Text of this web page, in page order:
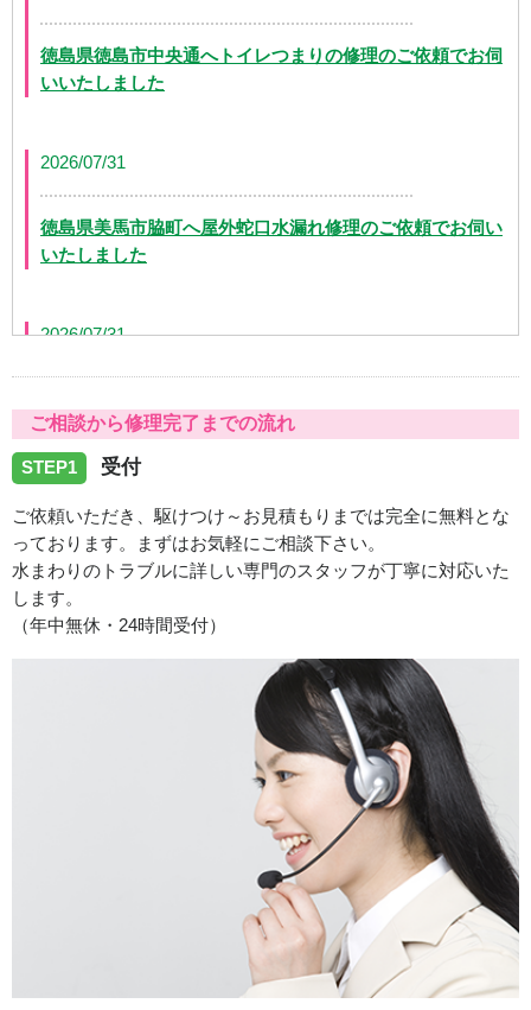
徳島県徳島市中央通へトイレつまりの修理のご依頼でお伺
いいたしました
2026/07/31
徳島県美馬市脇町へ屋外蛇口水漏れ修理のご依頼でお伺い
いたしました
2026/07/31
お伺いいたしました
2026/07/31
徳島県板野郡藍住町へトイレ故障の修理のご依頼でお伺い
いたしました
徳島県徳島市末広へ台所排水つまり除去のご依頼でお伺い
徳島県板野郡上板町へ洗濯排水つまり除去のご依頼でお伺
ご相談から修理完了までの流れ
STEP1 受付
ご依頼いただき、駆けつけ～お見積もりまでは完全に無料とな
っております。まずはお気軽にご相談下さい。
水まわりのトラブルに詳しい専門のスタッフが丁寧に対応いた
します。
（年中無休・24時間受付）